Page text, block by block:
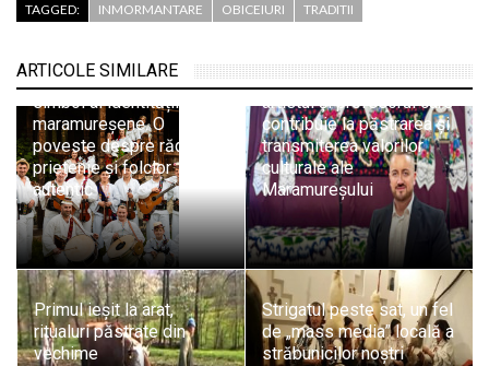
TAGGED:
INMORMANTARE OBICEIURI TRADITII
ARTICOLE SIMILARE
„Ceterașii de pe sate”, un
simbol al identității
maramureșene. O
poveste despre rădăcini,
prietenie și folclor
autentic
Marius Vasile Iusco,
artistul și profesorul care
contribuie la păstrarea și
transmiterea valorilor
culturale ale
Maramureșului
Primul ieșit la arat,
ritualuri păstrate din
vechime
Strigatul peste sat, un fel
de „mass media” locală a
străbunicilor noștri